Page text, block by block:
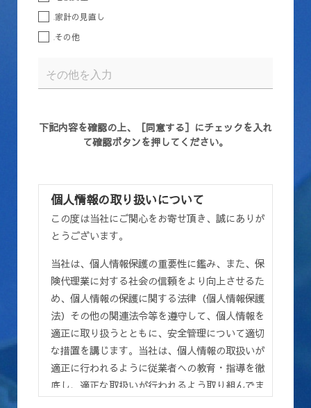
家計の見直し
その他
下記内容を確認の上、［同意する］にチェックを入れ
て確認ボタンを押してください。
個人情報の取り扱いについて
この度は当社にご関心をお寄せ頂き、誠にありが
とうございます。
当社は、個人情報保護の重要性に鑑み、また、保
険代理業に対する社会の信頼をより向上させるた
め、個人情報の保護に関する法律（個人情報保護
法）その他の関連法令等を遵守して、個人情報を
適正に取り扱うとともに、安全管理について適切
な措置を講じます。当社は、個人情報の取扱いが
適正に行われるように従業者への教育・指導を徹
底し、適正な取扱いが行われるよう取り組んでま